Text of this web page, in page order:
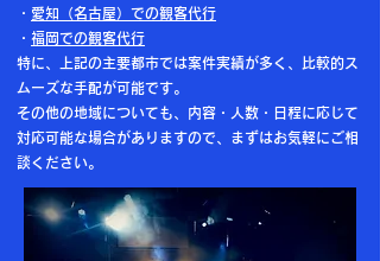
・ 愛知（名古屋）での観客代行
・ 福岡での観客代行
特に、上記の主要都市では案件実績が多く、比較的ス
ムーズな手配が可能です。
その他の地域についても、内容・人数・日程に応じて
対応可能な場合がありますので、まずはお気軽にご相
談ください。